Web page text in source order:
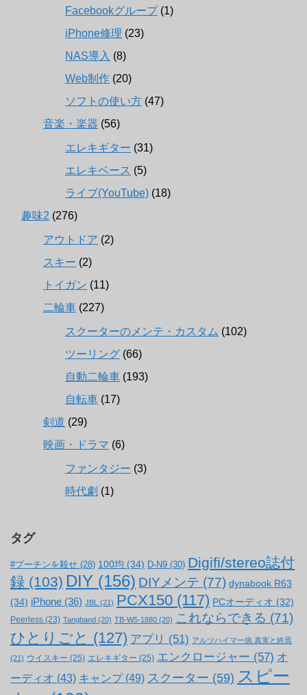
Facebookグループ(1)
iPhone修理 (23)
NAS導入 (8)
Web制作 (20)
ソフトの使い方 (47)
音楽・楽器 (56)
エレキギター (31)
エレキベース (5)
ライブ(YouTube) (18)
趣味2 (276)
アウトドア (2)
スキー (2)
トイガン (11)
二輪車 (227)
スクーターのメンテ・カスタム (102)
ツーリング (66)
自動二輪車 (193)
自転車 (17)
剣道 (29)
映画・ドラマ (6)
ファンタジー (3)
時代劇 (1)
タグ
#プーチンを殺せ (28) 100均 (34) D-N9 (30) Digifi/stereo誌付
録 (103) DIY (156) DIYメンテ (77) dynabook R63
(34) iPhone (36) JBL (21) PCX150 (117) PCオーディオ (32)
Peerless (23) Tangband (20) TB-W5-1880 (20) これならできる (71)
ひとりごと (127) アプリ (51) アルツハイマー病 真実と終焉
(21) ウイスキー (25) エレキギター (25) エンクロージャー (57) オ
ーディオ (43) キャンプ(49) スクーター (59) スピー